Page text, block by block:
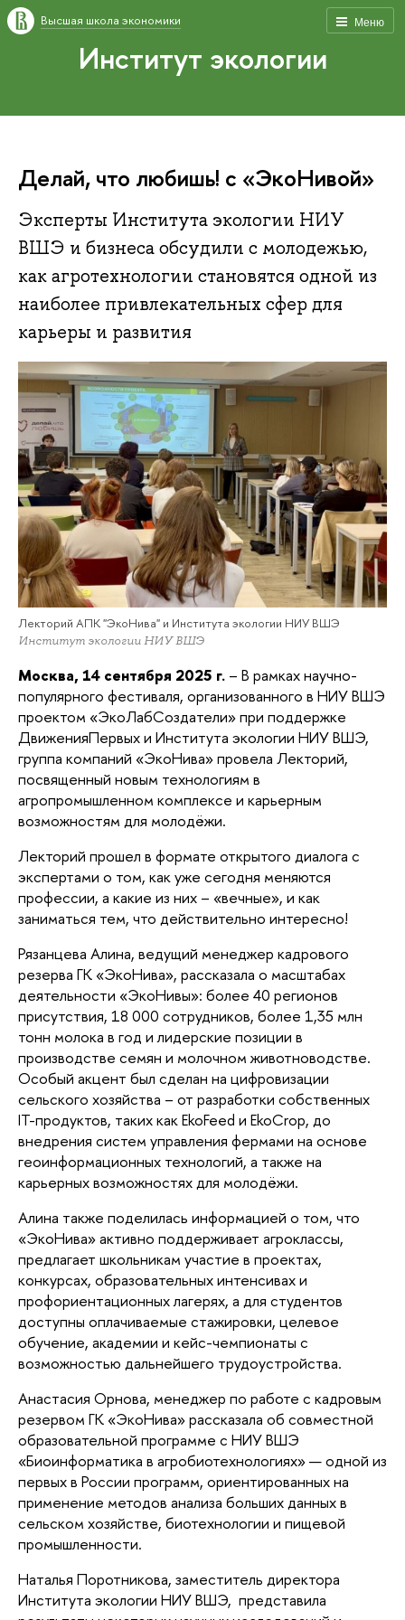
Меню
Высшая школа экономики
Институт экологии
Делай, что любишь! с «ЭкоНивой»
Эксперты Института экологии НИУ
ВШЭ и бизнеса обсудили с молодежью,
как агротехнологии становятся одной из
наиболее привлекательных сфер для
карьеры и развития
Лекторий АПК "ЭкоНива" и Института экологии НИУ ВШЭ
Институт экологии НИУ ВШЭ
Москва, 14 сентября 2025 г. – В рамках научно-
популярного фестиваля, организованного в НИУ ВШЭ
проектом «ЭкоЛабСоздатели» при поддержке
ДвиженияПервых и Института экологии НИУ ВШЭ,
группа компаний «ЭкоНива» провела Лекторий,
посвященный новым технологиям в
агропромышленном комплексе и карьерным
возможностям для молодёжи.
Лекторий прошел в формате открытого диалога с
экспертами о том, как уже сегодня меняются
профессии, а какие из них – «вечные», и как
заниматься тем, что действительно интересно!
Рязанцева Алина, ведущий менеджер кадрового
резерва ГК «ЭкоНива», рассказала о масштабах
деятельности «ЭкоНивы»: более 40 регионов
присутствия, 18 000 сотрудников, более 1,35 млн
тонн молока в год и лидерские позиции в
производстве семян и молочном животноводстве.
Особый акцент был сделан на цифровизации
сельского хозяйства – от разработки собственных
IT-продуктов, таких как EkoFeed и EkoCrop, до
внедрения систем управления фермами на основе
геоинформационных технологий, а также на
карьерных возможностях для молодёжи.
Алина также поделилась информацией о том, что
«ЭкоНива» активно поддерживает агроклассы,
предлагает школьникам участие в проектах,
конкурсах, образовательных интенсивах и
профориентационных лагерях, а для студентов
доступны оплачиваемые стажировки, целевое
обучение, академии и кейс-чемпионаты с
возможностью дальнейшего трудоустройства.
Анастасия Орнова, менеджер по работе с кадровым
резервом ГК «ЭкоНива» рассказала об совместной
образовательной программе с НИУ ВШЭ
«Биоинформатика в агробиотехнологиях» — одной из
первых в России программ, ориентированных на
применение методов анализа больших данных в
сельском хозяйстве, биотехнологии и пищевой
промышленности.
Наталья Поротникова, заместитель директора
Института экологии НИУ ВШЭ, представила